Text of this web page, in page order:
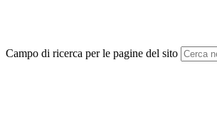
Campo di ricerca per le pagine del sito